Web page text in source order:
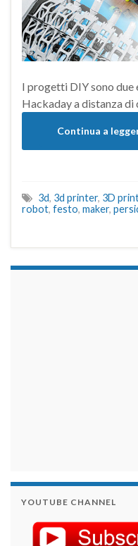
I progetti DIY sono due
Hackaday a distanza di
Continua a
3d, 3d printer, 3D
robot, festo, maker,
YOUTUBE CHANNEL